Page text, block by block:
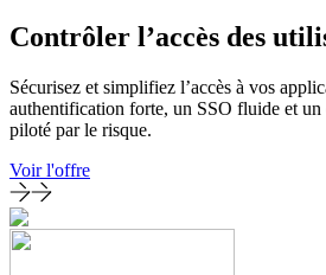
Contrôler l’accès des
Sécurisez et simplifiez l’accès à vos
authentification forte, un SSO fluide et un
piloté par le risque.
Voir l'offre